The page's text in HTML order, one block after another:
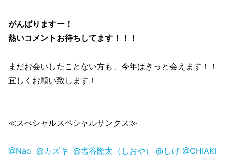
がんばりますー！
熱いコメントお待ちしてます！！！
まだお会いしたことない方も、今年はきっと会えます！！
宜しくお願い致します！
≪スぺシャルスペシャルサンクス≫
@Nao @カズキ @塩谷隆太（しおや） @しげ @CHIAKI